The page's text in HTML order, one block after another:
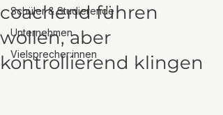
Schüler & Studierende
Unternehmen
Vielsprecher:innen
coachend führen
wollen, aber
kontrollierend klingen